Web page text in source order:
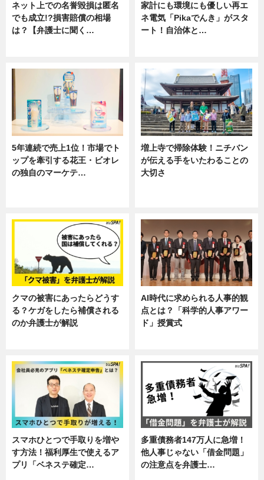
ネット上での名誉毀損は匿名
でも成立!?損害賠償の相場
は？【弁護士に聞く…
家計にも環境にも優しい再エ
ネ電気「Pikaでんき」がスタ
ート！自治体と…
5年連続で売上1位！市場でト
ップを牽引する花王・ビオレ
の独自のマーケテ…
増上寺で掃除体験！ニチバン
が伝える手をいたわることの
大切さ
クマの被害にあったらどうす
る？ケガをしたら補償される
のか弁護士が解説
AI時代に求められる人事的観
点とは？「科学的人事アワー
ド」授賞式
スマホひとつで手取りを増や
す方法！福利厚生で使えるア
プリ「ベネステ確定…
多重債務者147万人に急増！
他人事じゃない「借金問題」
の注意点を弁護士…